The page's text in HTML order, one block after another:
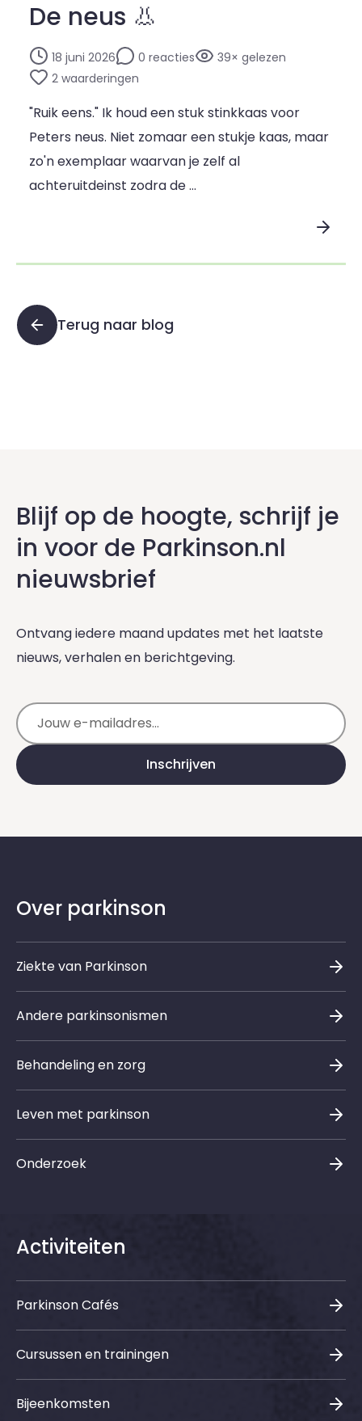
De neus 👃
18 juni 2026 0 reacties
39× gelezen
2 waarderingen
"Ruik eens." Ik houd een stuk stinkkaas voor
Peters neus. Niet zomaar een stukje kaas, maar
zo'n exemplaar waarvan je zelf al
achteruitdeinst zodra de …
Terug naar blog
Blijf op de hoogte, schrijf je
in voor de Parkinson.nl
nieuwsbrief
Ontvang iedere maand updates met het laatste
nieuws, verhalen en berichtgeving.
E-mailadres
Inschrijven
Over parkinson
Ziekte van Parkinson
Andere parkinsonismen
Behandeling en zorg
Leven met parkinson
Onderzoek
Activiteiten
Parkinson Cafés
Cursussen en trainingen
Bijeenkomsten